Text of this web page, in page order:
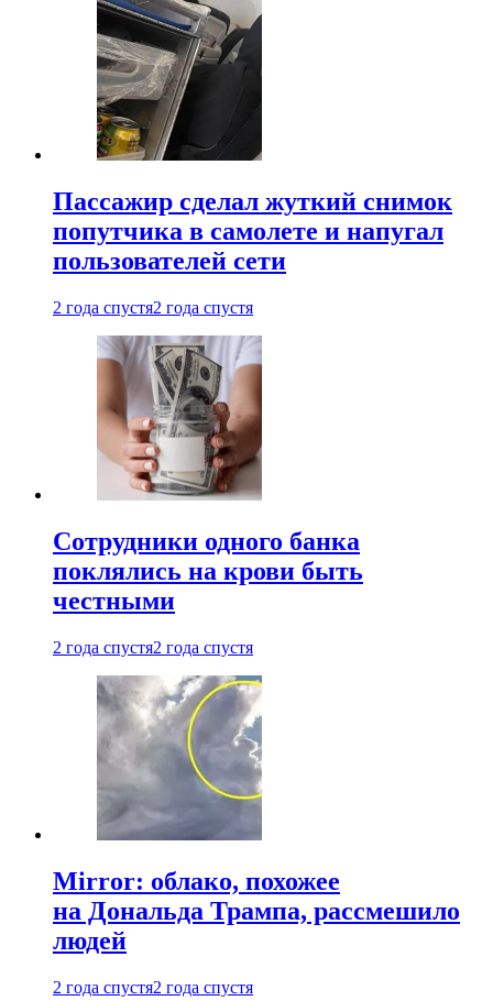
Пассажир сделал жуткий снимок
попутчика в самолете и напугал
пользователей сети
2 года спустя2 года спустя
Сотрудники одного банка
поклялись на крови быть
честными
2 года спустя2 года спустя
Mirror: облако, похожее
на Дональда Трампа, рассмешило
людей
2 года спустя2 года спустя